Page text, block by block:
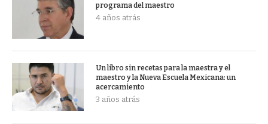
programa del maestro
4 años atrás
Un libro sin recetas para la maestra y el
maestro y la Nueva Escuela Mexicana: un
acercamiento
3 años atrás